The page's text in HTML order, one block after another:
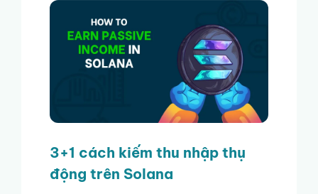
3+1 cách kiếm thu nhập thụ
động trên Solana